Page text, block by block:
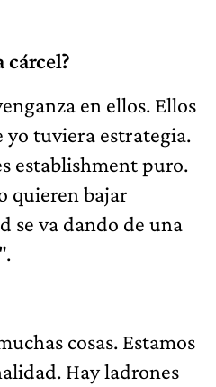
cárcel?
en ellos. Ellos
tuviera estrategia.
establishment puro.
quieren bajar
se va dando de una
cosas. Estamos
Hay ladrones